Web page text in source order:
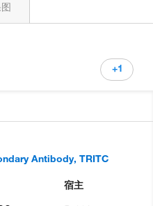
+1
Antibody, TRITC
宿主